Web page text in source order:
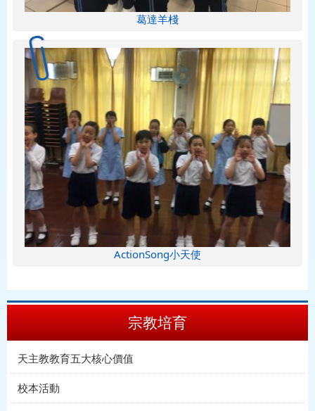
葛達羊棧
ActionSong小天使
宗教培育
天主教教育五大核心價值
校本活動